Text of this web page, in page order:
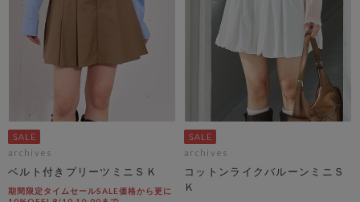
archives
ベルト付きプリーツミニＳＫ
期間限定タイムセールSALE価格から更に
archives
コットンライクバルーンミニＳ
Ｋ